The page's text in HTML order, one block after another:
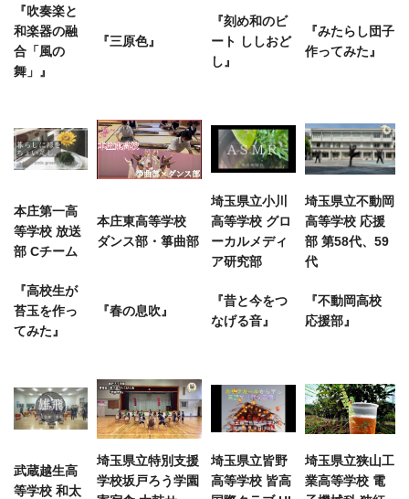
『吹奏楽と
和楽器の融
合「風の
舞」』
『三原色』
『刻め和のビ
ート ししおど
し』
『みたらし団子
作ってみた』
本庄第一高
等学校 放送
部 Cチーム
本庄東高等学校
ダンス部・箏曲部
埼玉県立小川
高等学校 グロ
ーカルメディ
ア研究部
埼玉県立不動岡
高等学校 応援
部 第58代、59
代
『高校生が
苔玉を作っ
てみた』
『春の息吹』
『昔と今をつ
なげる音』
『不動岡高校
応援部』
武蔵越生高
等学校 和太
埼玉県立特別支援
学校坂戸ろう学園
埼玉県立皆野
高等学校 皆高
埼玉県立狭山工
業高等学校 電